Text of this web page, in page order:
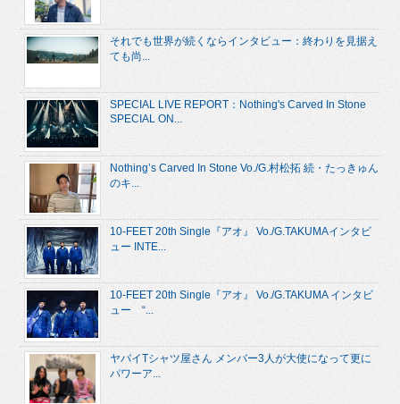
それでも世界が続くならインタビュー：終わりを見据え
ても尚...
SPECIAL LIVE REPORT：Nothing's Carved In Stone
SPECIAL ON...
Nothing’s Carved In Stone Vo./G.村松拓 続・たっきゅん
のキ...
10-FEET 20th Single『アオ』 Vo./G.TAKUMAインタビ
ュー INTE...
10-FEET 20th Single『アオ』 Vo./G.TAKUMA インタビ
ュー “...
ヤバイTシャツ屋さん メンバー3人が大使になって更に
パワーア...